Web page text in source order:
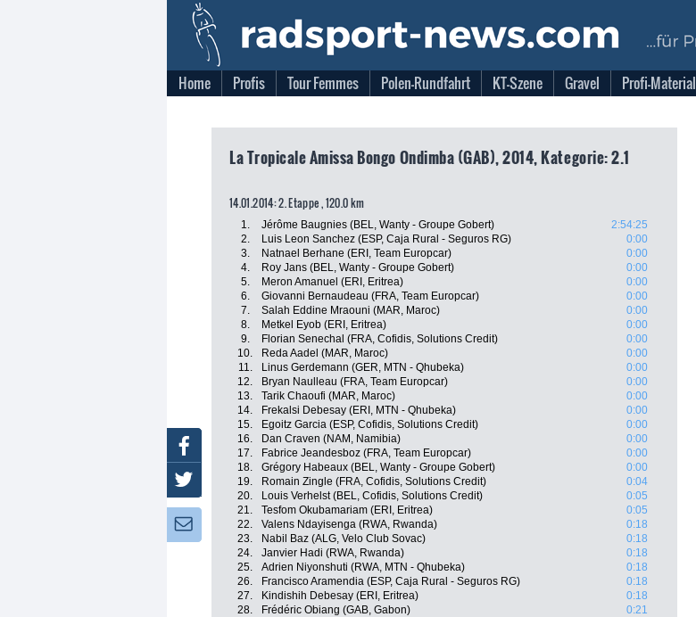
Home Profis Tour Femmes Polen-Rundfahrt KT-Szene Gravel Profi-Material
La Tropicale Amissa Bongo Ondimba (GAB), 2014, Kategorie: 2.1
14.01.2014: 2. Etappe , 120.0 km
1. Jérôme Baugnies (BEL, Wanty - Groupe Gobert)
2:54:25
2.
Luis Leon Sanchez (ESP, Caja Rural - Seguros RG)
0:00
3.
Natnael Berhane (ERI, Team Europcar)
0:00
4.
Roy Jans (BEL, Wanty - Groupe Gobert)
0:00
5.
Meron Amanuel (ERI, Eritrea)
0:00
6.
Giovanni Bernaudeau (FRA, Team Europcar)
0:00
7.
Salah Eddine Mraouni (MAR, Maroc)
0:00
8.
Metkel Eyob (ERI, Eritrea)
0:00
9.
Florian Senechal (FRA, Cofidis, Solutions Credit)
0:00
10.
Reda Aadel (MAR, Maroc)
0:00
11.
Linus Gerdemann (GER, MTN - Qhubeka)
0:00
12.
Bryan Naulleau (FRA, Team Europcar)
0:00
13.
Tarik Chaoufi (MAR, Maroc)
0:00
14.
Frekalsi Debesay (ERI, MTN - Qhubeka)
0:00
15.
Egoitz Garcia (ESP, Cofidis, Solutions Credit)
0:00
16.
Dan Craven (NAM, Namibia)
0:00
17.
Fabrice Jeandesboz (FRA, Team Europcar)
0:00
18.
Grégory Habeaux (BEL, Wanty - Groupe Gobert)
0:00
19.
Romain Zingle (FRA, Cofidis, Solutions Credit)
0:04
20.
Louis Verhelst (BEL, Cofidis, Solutions Credit)
0:05
21.
Tesfom Okubamariam (ERI, Eritrea)
0:05
22.
Valens Ndayisenga (RWA, Rwanda)
0:18
23.
Nabil Baz (ALG, Velo Club Sovac)
0:18
24.
Janvier Hadi (RWA, Rwanda)
0:18
25.
Adrien Niyonshuti (RWA, MTN - Qhubeka)
0:18
26.
Francisco Aramendia (ESP, Caja Rural - Seguros RG)
0:18
27.
Kindishih Debesay (ERI, Eritrea)
0:18
28.
Frédéric Obiang (GAB, Gabon)
0:21
Facebook
Twitter
Newsletter: